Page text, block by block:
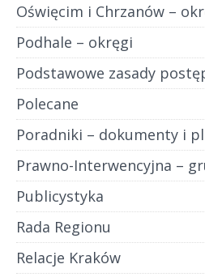
Oświęcim i Chrzanów –
Podhale – okręgi
Podstawowe zasady
Polecane
Poradniki – dokumenty i
Prawno-Interwencyjna –
Publicystyka
Rada Regionu
Relacje Kraków